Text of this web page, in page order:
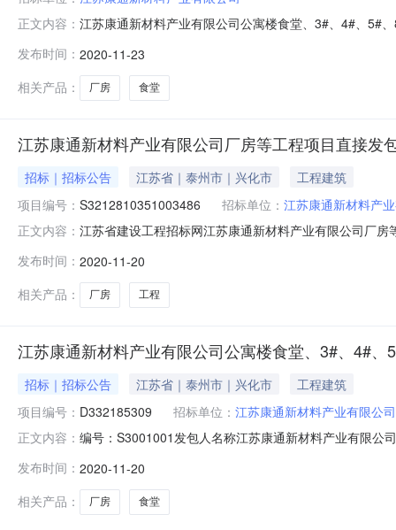
正文内容： 江苏康通新材料产业有限公司公寓楼食堂、3#、4#、5#
康通新材料产业有限公司厂房等工程联系电话
发布时间： 2020-11-23
相关产品：
厂房 食堂
江苏康通新材料产业有限公司厂房等工程项目直接发
招标｜招标公告 江苏省｜泰州市｜兴化市
工程建筑
项目编号： S3212810351003486 招标单位： 江苏康通新材料产
正文内容： 江苏省建设工程招标网江苏康通新材料产业有限公司厂
春洋城建有限公司承接质量标准：合格发包范围和内容
发布时间： 2020-11-20
相关产品：
厂房 工程
江苏康通新材料产业有限公司公寓楼食堂、3#、4#、
招标｜招标公告 江苏省｜泰州市｜兴化市
工程建筑
项目编号： D332185309 招标单位： 江苏康通新材料产业有限公司
正文内容： 编号：S3001001发包人名称江苏康通新材料产业有限公
承包拟定承包人单位名称江苏春洋城建有限公司资质类
发布时间： 2020-11-20
相关产品：
厂房 食堂